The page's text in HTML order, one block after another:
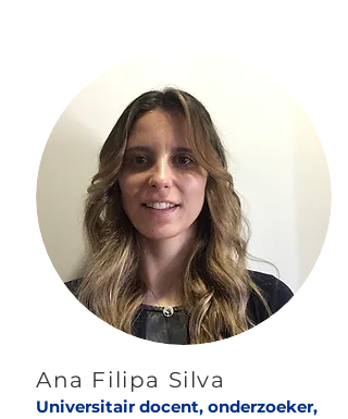
Ana Filipa Silva
Universitair docent, onderzoeker,